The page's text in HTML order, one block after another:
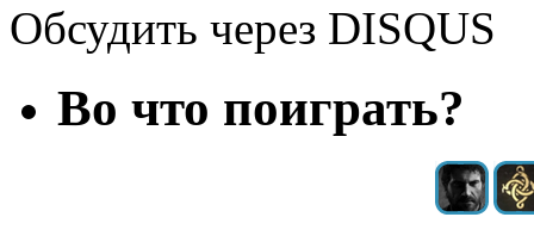
Обсудить через DISQUS
Во что поиграть?